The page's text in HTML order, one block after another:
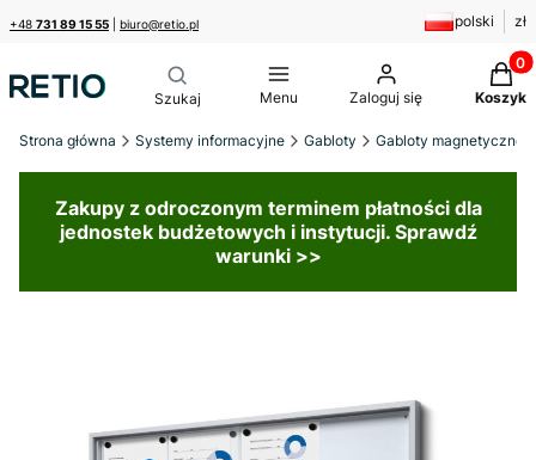
+48 731 89 15 55 biuro@retio.pl polski zł
Menu Zaloguj się Koszyk
Strona główna Systemy informacyjne Gabloty Gabloty magnetyczne
Zakupy z odroczonym terminem płatności dla
jednostek budżetowych i instytucji. Sprawdź
warunki >>